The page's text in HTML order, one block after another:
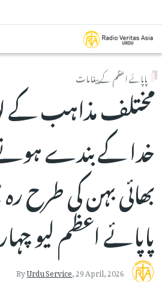
پاپائے اعظم کے پیغامات
مختلف مذاہب
خدا کے بندے
بھائی بہن کی طرح
پاپائے اعظم لیو
ByUrdu Service,29 April, 2026